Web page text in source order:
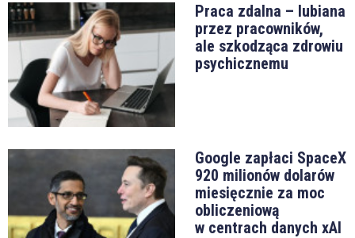
Praca zdalna – lubiana
przez pracowników,
ale szkodząca zdrowiu
psychicznemu
Google zapłaci SpaceX
920 milionów dolarów
miesięcznie za moc
obliczeniową
w centrach danych xAI